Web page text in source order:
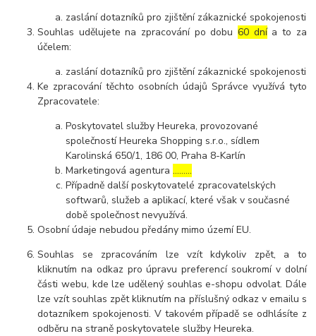
zaslání dotazníků pro zjištění zákaznické spokojenosti
Souhlas udělujete na zpracování po dobu60 dnía to za
účelem:
zaslání dotazníků pro zjištění zákaznické spokojenosti
Ke zpracování těchto osobních údajů Správce využívá tyto
Zpracovatele:
Poskytovatel služby Heureka, provozované
společností Heureka Shopping s.r.o., sídlem
Karolinská 650/1, 186 00, Praha 8-Karlín
Marketingová agentura………
Případně další poskytovatelé zpracovatelských
softwarů, služeb a aplikací, které však v současné
době společnost nevyužívá.
Osobní údaje nebudou předány mimo území EU.
Souhlas se zpracováním lze vzít kdykoliv zpět, a to
kliknutím na odkaz pro úpravu preferencí soukromí v dolní
části webu, kde lze udělený souhlas e-shopu odvolat. Dále
lze vzít souhlas zpět kliknutím na příslušný odkaz v emailu s
dotazníkem spokojenosti. V takovém případě se odhlásíte z
odběru na straně poskytovatele služby Heureka.